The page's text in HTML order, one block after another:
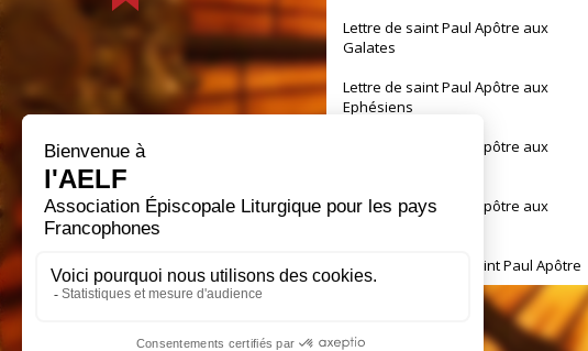
Lettre de saint Paul Apôtre aux
Galates
Lettre de saint Paul Apôtre aux
Ephésiens
Lettre de saint Paul Apôtre aux
Lettre de saint Paul Apôtre aux
Première lettre de saint Paul Apôtre
aux Thessaloniciens
Deuxième lettre de saint Paul Apôtre
aux Thessaloniciens